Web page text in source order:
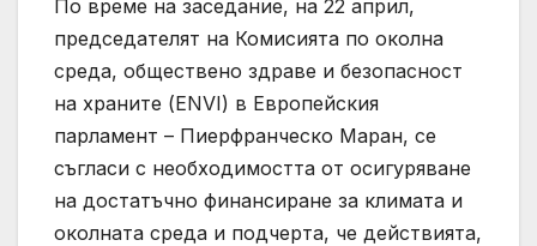
По време на заседание, на 22 април,
председателят на Комисията по околна
среда, обществено здраве и безопасност
на храните (ENVI) в Европейския
парламент – Пиерфранческо Маран, се
съгласи с необходимостта от осигуряване
на достатъчно финансиране за климата и
околната среда и подчерта, че действията,